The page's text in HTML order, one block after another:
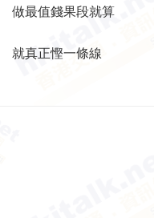
做最值錢果段就算
就真正慳一條線